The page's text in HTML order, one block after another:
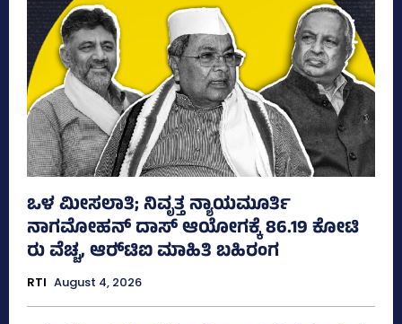
ಒಳ ಮೀಸಲಾತಿ; ನಿವೃತ್ತ ನ್ಯಾಯಮೂರ್ತಿ
ನಾಗಮೋಹನ್ ದಾಸ್ ಆಯೋಗಕ್ಕೆ 86.19 ಕೋಟಿ
ರು ವೆಚ್ಚ, ಆರ್‍‌ಟಿಐ ಮಾಹಿತಿ ಬಹಿರಂಗ
RTI August 4, 2026